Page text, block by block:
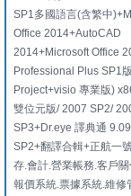
SP1多國語言(含繁中
Office 2014+AutoCAD
2014+Microsoft Office
Professional Plus SP1
Project+visio 專業版)
雙位元版/ 2007 SP2/
SP3+Dr.eye 譯典通
SP2+翻譯合輯+正航一
存.會計.營業帳務.客戶
報價系統.票據系統.維修